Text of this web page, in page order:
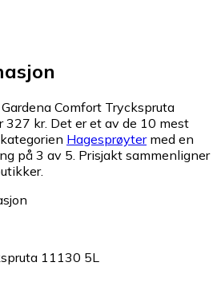
Comfort Tryckspruta
327 kr. Det er et av de 10 mest
Hagesprøytermed en
på 3 av 5. Prisjakt sammenligner
11130 5L